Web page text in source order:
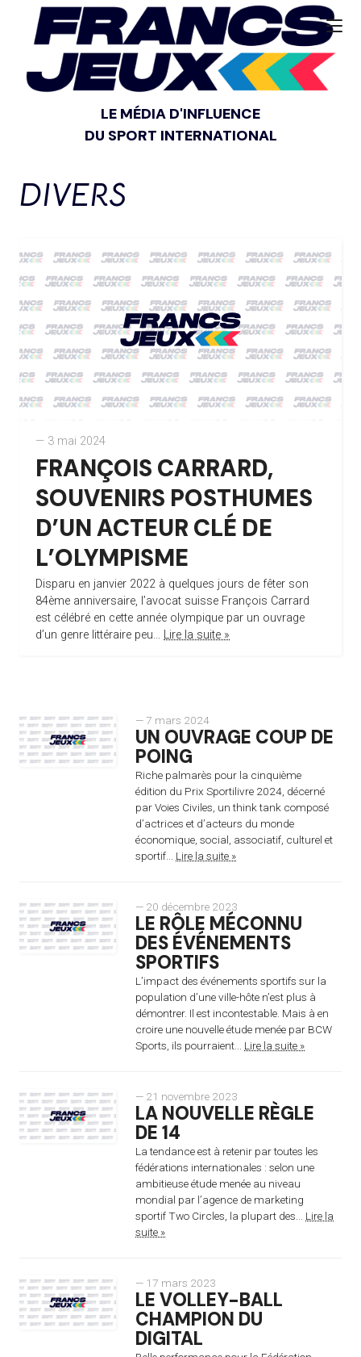
LE MÉDIA D'INFLUENCE
DU SPORT INTERNATIONAL
DIVERS
— 3 mai 2024
FRANÇOIS CARRARD,
SOUVENIRS POSTHUMES
D’UN ACTEUR CLÉ DE
L’OLYMPISME
Disparu en janvier 2022 à quelques jours de fêter son
84ème anniversaire, l’avocat suisse François Carrard
est célébré en cette année olympique par un ouvrage
d’un genre littéraire peu... Lire la suite »
— 7 mars 2024
UN OUVRAGE COUP DE
POING
Riche palmarès pour la cinquième
édition du Prix Sportilivre 2024, décerné
par Voies Civiles, un think tank composé
d’actrices et d’acteurs du monde
économique, social, associatif, culturel et
sportif... Lire la suite »
— 20 décembre 2023
LE RÔLE MÉCONNU
DES ÉVÉNEMENTS
SPORTIFS
L’impact des événements sportifs sur la
population d’une ville-hôte n’est plus à
démontrer. Il est incontestable. Mais à en
croire une nouvelle étude menée par BCW
Sports, ils pourraient... Lire la suite »
— 21 novembre 2023
LA NOUVELLE RÈGLE
DE 14
La tendance est à retenir par toutes les
fédérations internationales : selon une
ambitieuse étude menée au niveau
mondial par l’agence de marketing
sportif Two Circles, la plupart des... Lire la
suite »
— 17 mars 2023
LE VOLLEY-BALL
CHAMPION DU
DIGITAL